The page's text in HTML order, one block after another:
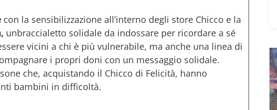
con la sensibilizzazione all’interno degli store Chicco e la
unbraccialetto solidale da indossare per ricordare a sé
vicini a chi è più vulnerabile, ma anche una linea di
i propri doni con un messaggio solidale.
che, acquistando il Chicco di Felicità, hanno
bambini in difficoltà.